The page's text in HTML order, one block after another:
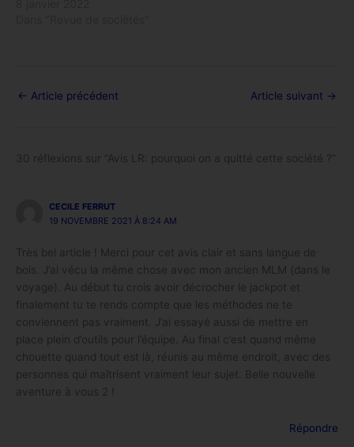
← Article précédent Article suivant →
30 réflexions sur “Avis LR: pourquoi on a quitté cette société ?”
CECILE FERRUT
19 NOVEMBRE 2021 À 8:24 AM
Très bel article ! Merci pour cet avis clair et sans langue de
bois. J’ai vécu la même chose avec mon ancien MLM (dans le
voyage). Au début tu crois avoir décrocher le jackpot et
finalement tu te rends compte que les méthodes ne te
conviennent pas vraiment. J’ai essayé aussi de mettre en
place plein d’outils pour l’équipe. Au final c’est quand même
chouette quand tout est là, réunis au même endroit, avec des
personnes qui maîtrisent vraiment leur sujet. Belle nouvelle
aventure à vous 2 !
Répondre